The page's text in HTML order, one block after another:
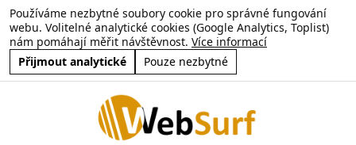
Používáme nezbytné soubory cookie pro správné fungování
webu. Volitelné analytické cookies (Google Analytics, Toplist)
nám pomáhají měřit návštěvnost. Více informací
Přijmout analytické
Pouze nezbytné